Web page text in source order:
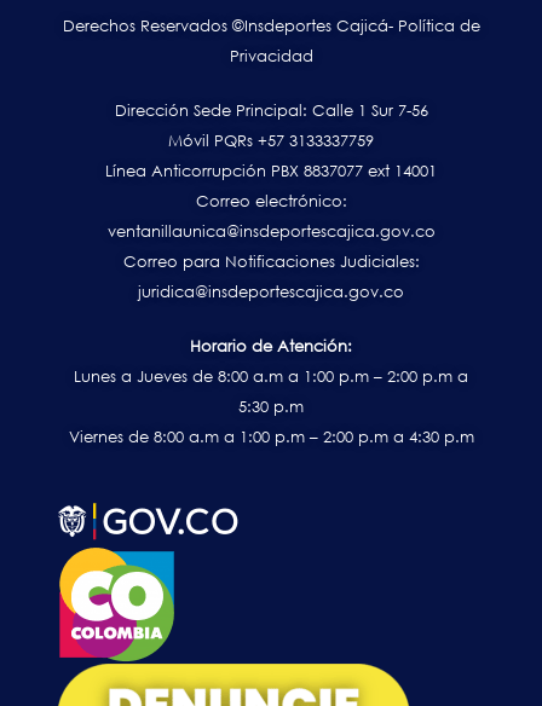
Derechos Reservados ©Insdeportes Cajicá- Política de
Privacidad
Dirección Sede Principal: Calle 1 Sur 7-56
Móvil PQRs +57 3133337759
Línea Anticorrupción PBX 8837077 ext 14001
Correo electrónico:
ventanillaunica@insdeportescajica.gov.co
Correo para Notificaciones Judiciales:
juridica@insdeportescajica.gov.co
Horario de Atención:
Lunes a Jueves de 8:00 a.m a 1:00 p.m – 2:00 p.m a
5:30 p.m
Viernes de 8:00 a.m a 1:00 p.m – 2:00 p.m a 4:30 p.m